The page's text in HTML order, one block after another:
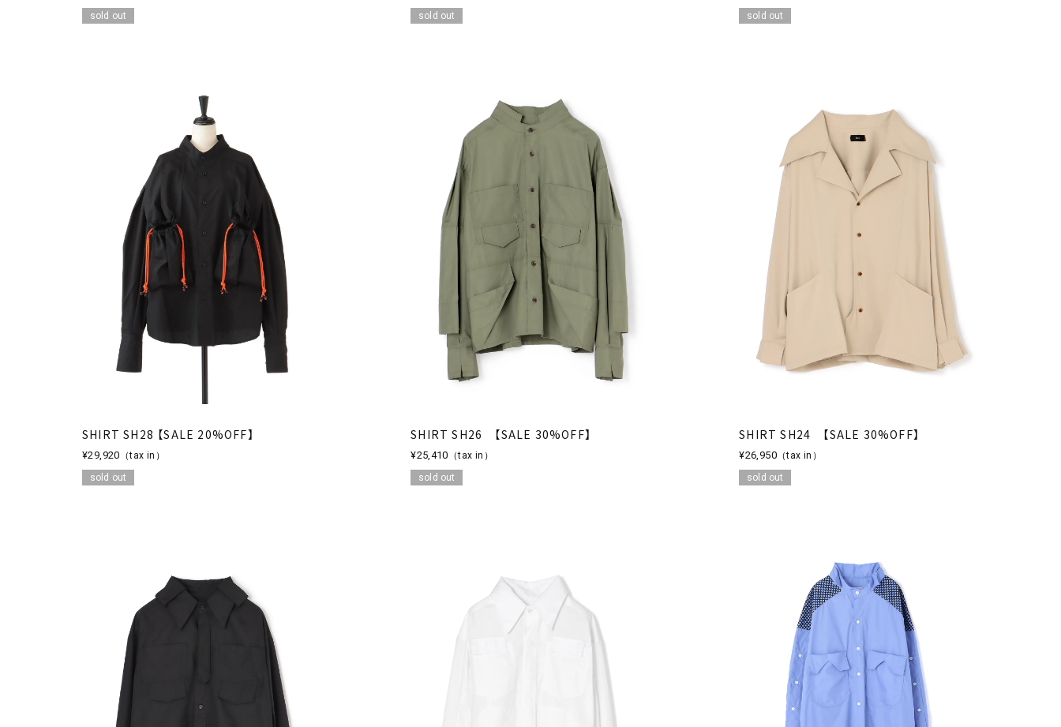
sold out
sold out
sold out
SHIRT SH28 【SALE 20%OFF】
¥29,920 （tax in）
sold out
SHIRT SH26 【SALE 30%OFF】
¥25,410 （tax in）
sold out
SHIRT SH24 【SALE 30%OFF】
¥26,950（tax in）
sold out